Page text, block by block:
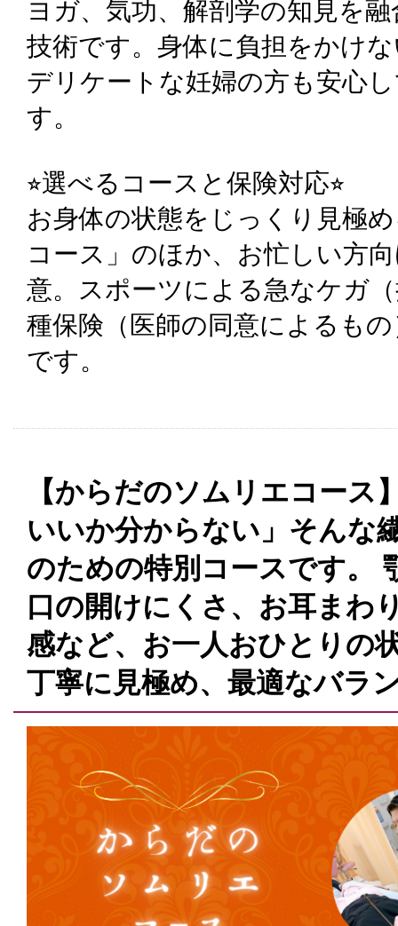
ヨガ、気功、解剖学の知見を
技術です。身体に負担をかけ
デリケートな妊婦の方も安心
す。
⭐︎選べるコースと保険対応⭐︎
お身体の状態をじっくり見極
コース」のほか、お忙しい方
意。スポーツによる急なケガ
種保険（医師の同意によるも
です。
【からだのソムリエコース
いいか分からない」そんな
のための特別コースです。
口の開けにくさ、お耳まわ
感など、お一人おひとりの
丁寧に見極め、最適なバラ